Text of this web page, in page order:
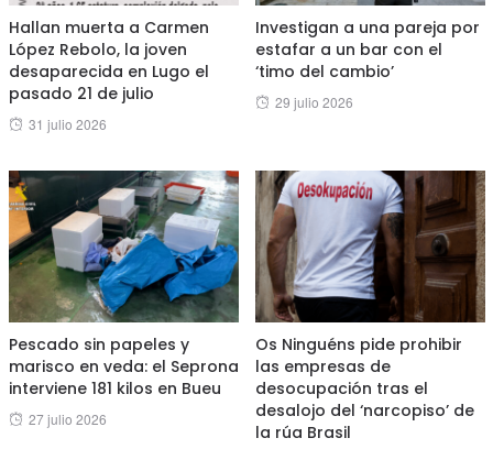
Hallan muerta a Carmen
López Rebolo, la joven
desaparecida en Lugo el
pasado 21 de julio
Posted
31 julio 2026
Investigan a una pareja por
estafar a un bar con el
‘timo del cambio’
Posted
29 julio 2026
Pescado sin papeles y
marisco en veda: el Seprona
interviene 181 kilos en Bueu
Posted
27 julio 2026
Os Ninguéns pide prohibir
las empresas de
desocupación tras el
desalojo del ‘narcopiso’ de
la rúa Brasil